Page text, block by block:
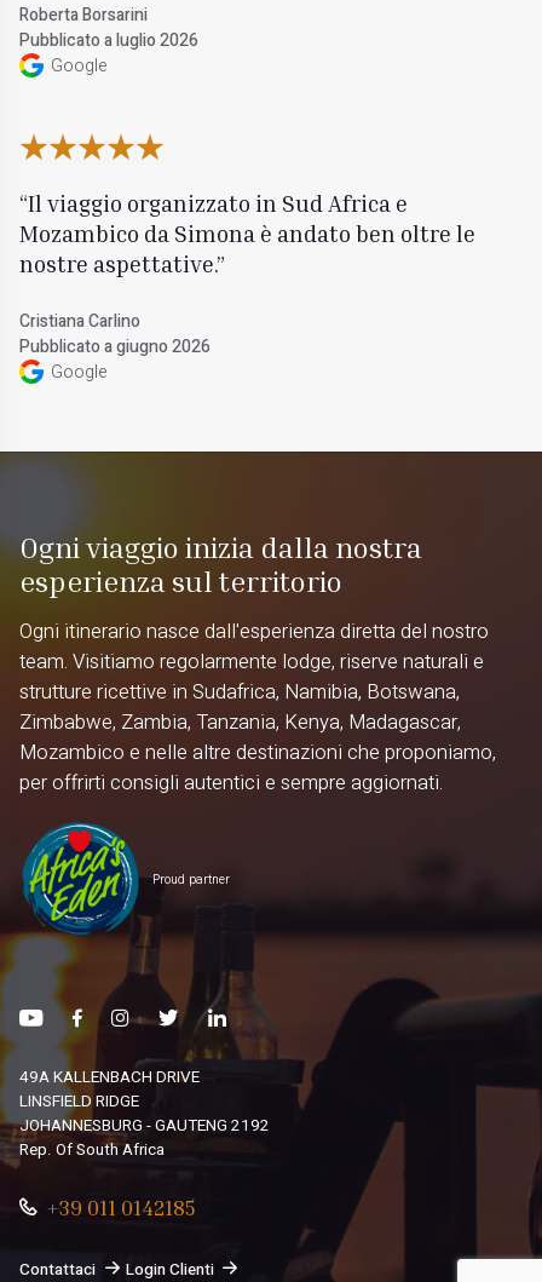
Roberta Borsarini
Pubblicato a luglio 2026
Google
Il viaggio organizzato in Sud Africa e
Mozambico da Simona è andato ben oltre le
nostre aspettative.
Cristiana Carlino
Pubblicato a giugno 2026
Google
Ogni viaggio inizia dalla nostra
esperienza sul territorio
Ogni itinerario nasce dall'esperienza diretta del nostro
team. Visitiamo regolarmente lodge, riserve naturali e
strutture ricettive in Sudafrica, Namibia, Botswana,
Zimbabwe, Zambia, Tanzania, Kenya, Madagascar,
Mozambico e nelle altre destinazioni che proponiamo,
per offrirti consigli autentici e sempre aggiornati.
Proud partner
49A KALLENBACH DRIVE
LINSFIELD RIDGE
JOHANNESBURG - GAUTENG 2192
Rep. Of South Africa
+39 011 0142185
Contattaci Login Clienti